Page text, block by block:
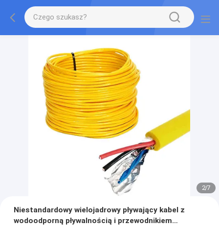
2/7
Niestandardowy wielojadrowy pływający kabel z
wodoodporną pływalnością i przewodnikiem